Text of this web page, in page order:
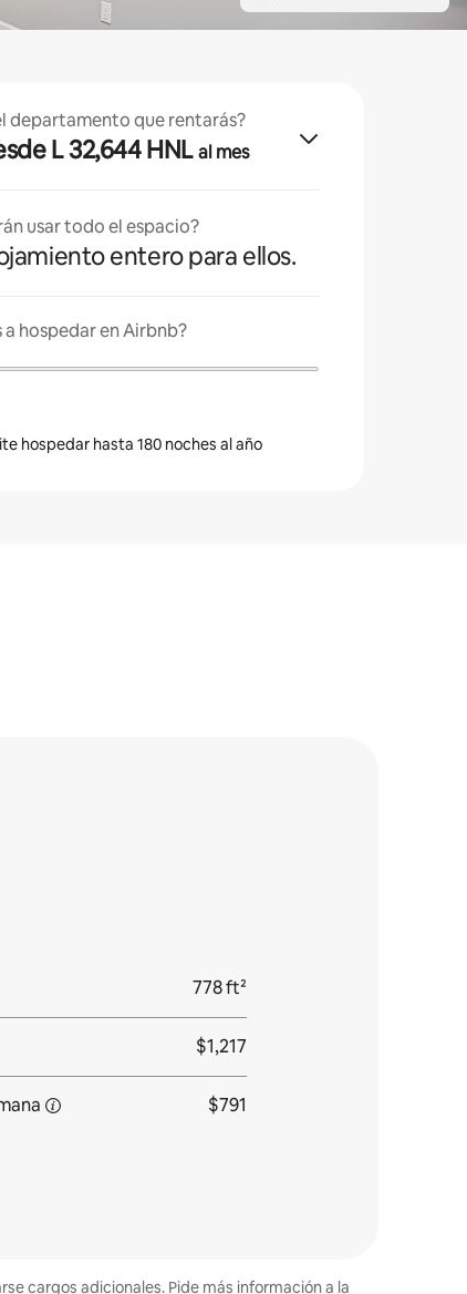
departamento que rentarás?
L 32,644 HNLal mes
usar todo el espacio?
entero para ellos.
a hospedar en Airbnb?
hospedar hasta 180 noches al año
778 ft²
$1,217
$791
cargos adicionales. Pide más información a la